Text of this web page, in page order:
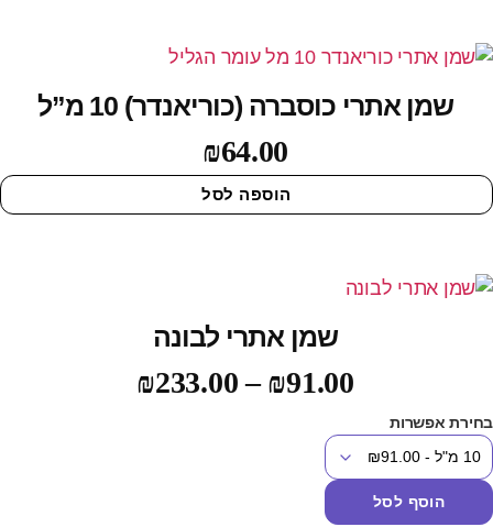
שמן אתרי כוסברה (כוריאנדר) 10 מ”ל
₪64.00
הוספה לסל
שמן אתרי לבונה
₪91.00
–
₪233.00
אפשרות
הוסף לסל